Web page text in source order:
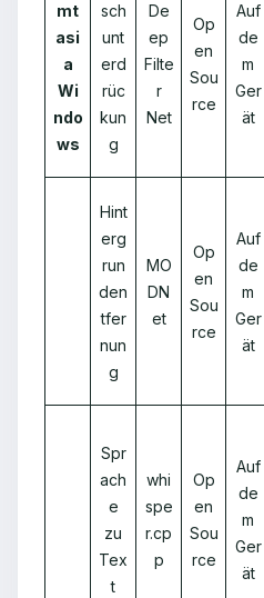
mt
asi
a
Wi
ndo
ws
sch
unt
erd
rüc
kun
g
De
ep
Filte
r
Net
Op
en
Sou
rce
Auf
de
m
Ger
ät
Hint
erg
run
den
tfer
nun
g
MO
DN
et
Op
en
Sou
rce
Auf
de
m
Ger
ät
Spr
ach
e
zu
Tex
t
whi
spe
r.cp
p
Op
en
Sou
rce
Auf
de
m
Ger
ät